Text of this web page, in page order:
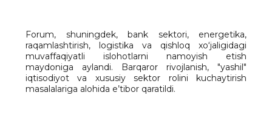
Forum, shuningdek, bank sektori, energetika,
raqamlashtirish, logistika va qishloq xo‘jaligidagi
muvaffaqiyatli islohotlarni namoyish etish
maydoniga aylandi. Barqaror rivojlanish, "yashil"
iqtisodiyot va xususiy sektor rolini kuchaytirish
masalalariga alohida e’tibor qaratildi.